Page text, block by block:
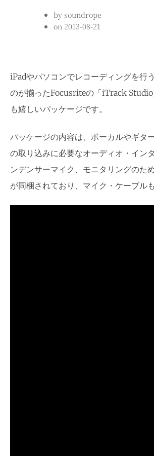
bysoundrope
on 2013-08-21
iPadやパソコンでレコーディングを行
のが揃ったFocusriteの「iTrack Studio
も嬉しいパッケージです。
パッケージの内容は、ボーカルやギタ
の取り込みに必要なオーディオ・イン
ンデンサーマイク、モニタリングのた
が同梱されており、マイク・ケーブルも